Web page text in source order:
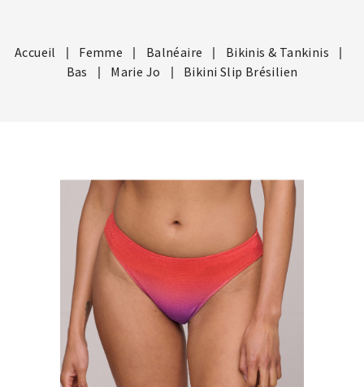
Accueil Femme Balnéaire
Bikinis & Tankinis
Bas
Marie Jo Bikini Slip Brésilien